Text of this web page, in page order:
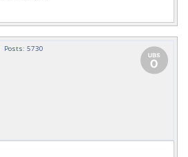
Posts: 5730